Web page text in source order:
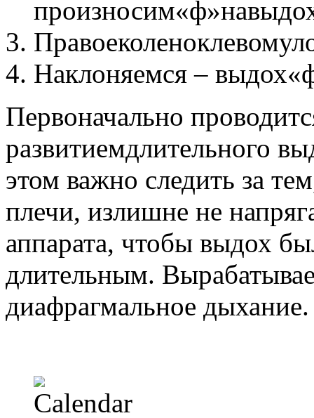
Наклоняемся –
Первоначально
развитиемдлительного
этом важно следить за
плечи, излишне не
аппарата, чтобы выдох
длительным.
диафрагмальное дыхание.